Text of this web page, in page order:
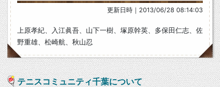
更新日時｜2013/06/28 08:14:03
上原孝紀、入江眞吾、山下一樹、塚原幹英、多保田仁志、佐
野重雄、松崎航、秋山忍
テニスコミュニティ千葉について